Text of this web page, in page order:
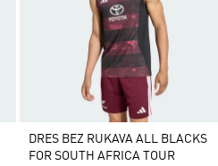
DRES BEZ RUKAVA ALL BLACKS
FOR SOUTH AFRICA TOUR